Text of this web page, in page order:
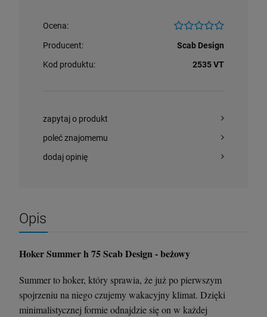
379,00 zł
DO KOSZYKA
397,00 zł
DO KOSZYKA
Ocena:
Producent:
Scab Design
Kod produktu:
2535 VT
zapytaj o produkt
poleć znajomemu
dodaj opinię
Opis
Hoker Summer h 75 Scab Design - beżowy
Summer to hoker, który sprawia, że już po pierwszym
spojrzeniu na niego czujemy wakacyjny klimat. Dzięki
minimalistycznej formie odnajdzie się on w każdej